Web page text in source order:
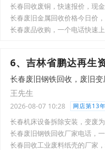
长春回收废铜，快速报价，现
长春废旧金属回收价格今日价
长春废品收购，一个电话快速
6、吉林省鹏达再生
长春废旧钢铁回收，废旧
王先生
2026-08-07 10:28 网店第13年
长春机床设备拆除安装，变废
长春废旧钢铁回收厂家电话，
长春回收工业废料纸壳的厂家